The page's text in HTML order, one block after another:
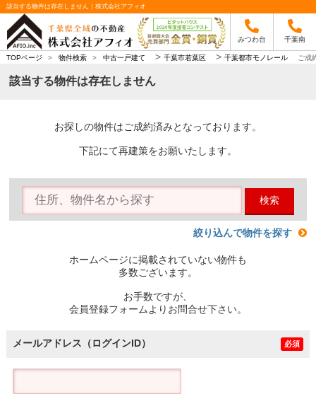
該当する物件は存在しません｜株式会社アフィオ
みつわ台 千葉南
TOPページ > 物件検索 > 中古一戸建て > 千葉市若葉区 > 千葉都市モノレール ご成
該当する物件は存在しません
お探しの物件はご成約済みとなっております。
下記にて再建策をお願いたします。
検索
絞り込んで物件を探す
ホームページに掲載されていない物件も
多数ございます。
お手数ですが、
会員登録フォームよりお問合せ下さい。
メールアドレス（ログインID） 必須